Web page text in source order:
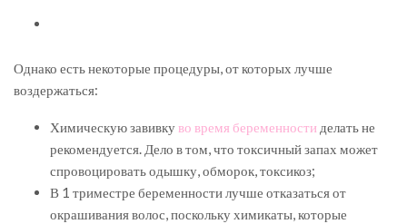
Однако есть некоторые процедуры, от которых лучше
воздержаться:
Химическую завивкуво время беременности делать не
рекомендуется. Дело в том, что токсичный запах может
спровоцировать одышку, обморок, токсикоз;
В 1 триместре беременности лучше отказаться от
окрашивания волос, поскольку химикаты, которые